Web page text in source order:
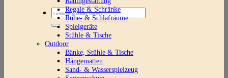
Suchen
nach:
Regale & Schränke
Ruhe- & Schlafräume
Spielgeräte
Stühle & Tische
Outdoor
Bänke, Stühle & Tische
Hängematten
Sand- & Wasserspielzeug